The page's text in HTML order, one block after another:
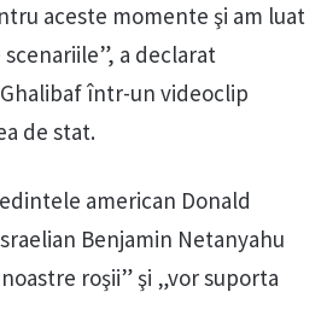
aceste momente şi am luat
a declarat
într-un videoclip
de stat.
american Donald
Benjamin Netanyahu
roşii” şi „vor suporta